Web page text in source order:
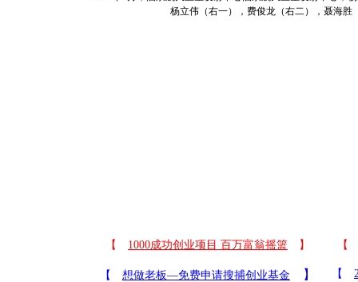
杨立伟（右一），费俊龙（右二），聂海胜